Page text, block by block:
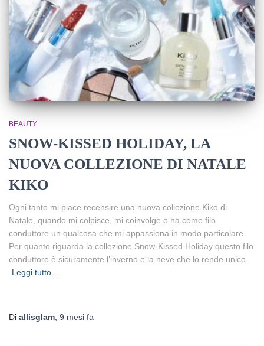
BEAUTY
SNOW-KISSED HOLIDAY, LA
NUOVA COLLEZIONE DI NATALE
KIKO
Ogni tanto mi piace recensire una nuova collezione Kiko di
Natale, quando mi colpisce, mi coinvolge o ha come filo
conduttore un qualcosa che mi appassiona in modo particolare.
Per quanto riguarda la collezione Snow-Kissed Holiday questo filo
conduttore è sicuramente l’inverno e la neve che lo rende unico.
Leggi tutto…
Di allisglam 9 mesi fa